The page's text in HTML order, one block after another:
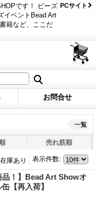
です！ ビーズ
イベントBead Art
籍など、ここだ
PCサイト
お問合せ
一覧
売れ筋順
表示件数:
在庫あり
品！】Bead Art Showオ
【再入荷】